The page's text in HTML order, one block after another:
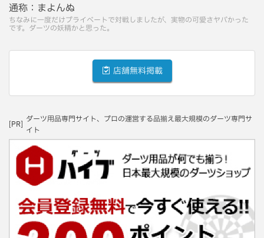
通称： まよんぬ
ちなみに一度だけプライベートで対戦しましたが、実物の可愛さヤバかった
です。ダーツの妖精かと思った。
店舗無料掲載
[PR]
ダーツ用品専門サイト、プロの運営する品揃え最大規模のダーツ専門サ
イト